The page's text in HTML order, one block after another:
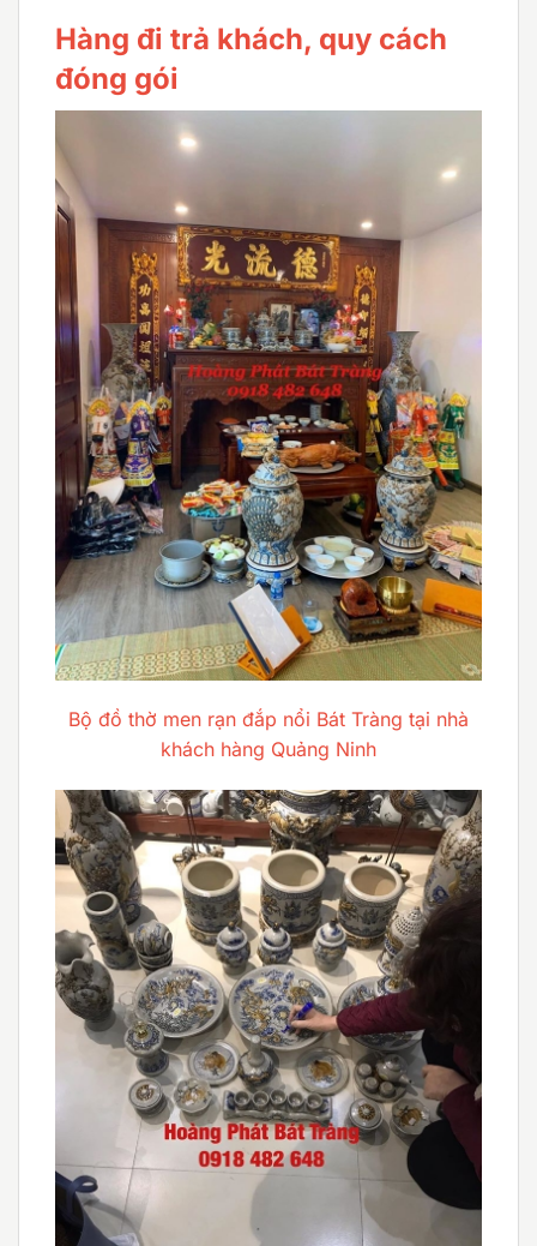
Hàng đi trả khách, quy cách
đóng gói
Bộ đồ thờ men rạn đắp nổi Bát Tràng tại nhà
khách hàng Quảng Ninh